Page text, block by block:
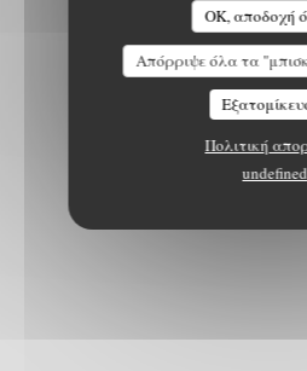
OK, αποδοχή
Απόρριψε όλα τα
Πολιτική
undefined